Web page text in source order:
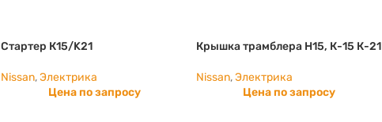
Стартер К15/K21
Nissan,Электрика
Цена по запросу
Крышка трамблера Н15, К-15 К-21
Nissan,Электрика
Цена по запросу